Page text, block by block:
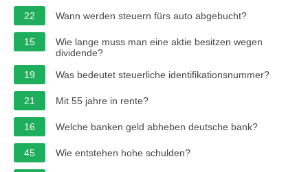
22 Wann werden steuern fürs auto abgebucht?
15
Wie lange muss man eine aktie besitzen wegen
dividende?
19
Was bedeutet steuerliche identifikationsnummer?
21 Mit 55 jahre in rente?
16 Welche banken geld abheben deutsche bank?
45 Wie entstehen hohe schulden?